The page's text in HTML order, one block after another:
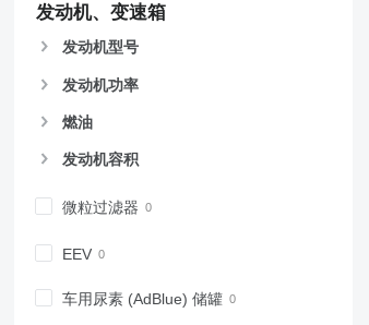
发动机、变速箱
发动机型号
发动机功率
燃油
发动机容积
微粒过滤器
EEV
车用尿素 (AdBlue) 储罐